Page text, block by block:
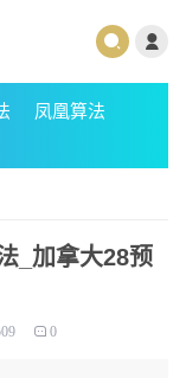
凤凰算法
_加拿大28预
0